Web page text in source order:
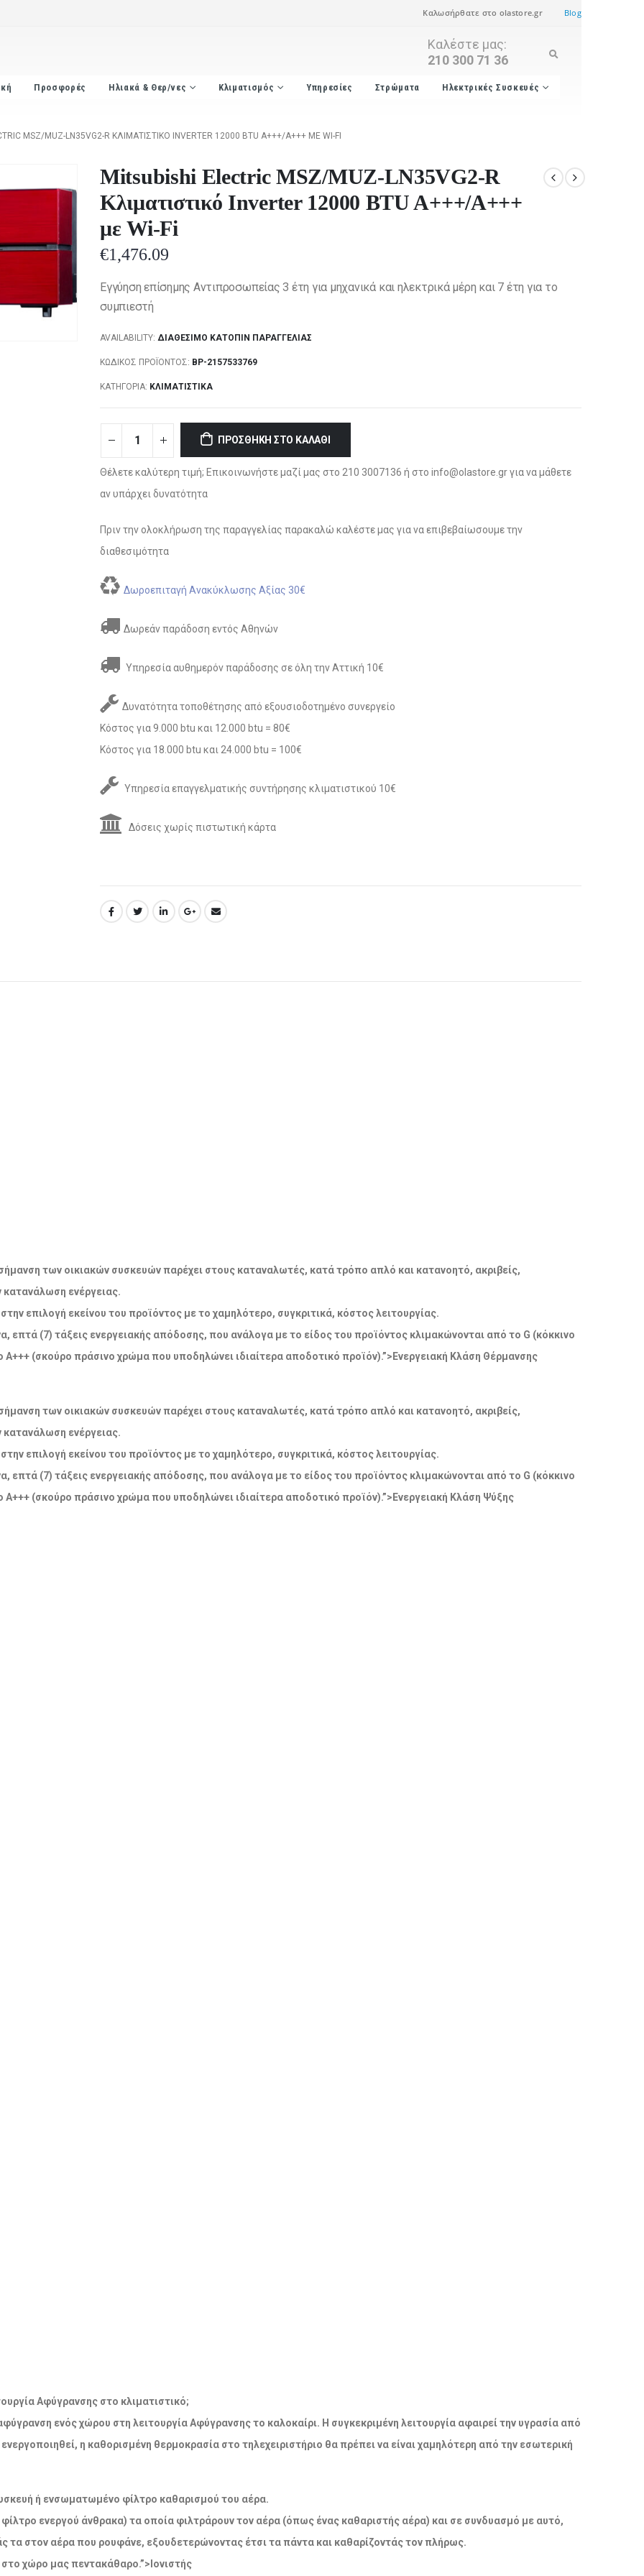
Καλωσήρθατε στο olastore.gr Blog
Καλέστε μας:
210 300 71 36
Προσφορές Ηλιακά & Θερ/νες Κλιματισμός Υπηρεσίες Στρώματα Ηλεκτρικές Συσκευές
MSZ/MUZ-LN35VG2-R ΚΛΙΜΑΤΙΣΤΙΚΌ INVERTER 12000 BTU A+++/A+++ ΜΕ WI-FI
Mitsubishi Electric MSZ/MUZ-LN35VG2-R
Κλιματιστικό Inverter 12000 BTU A+++/A+++
με Wi-Fi
€1,476.09
Eγγύηση επίσημης Αντιπροσωπείας 3 έτη για μηχανικά και ηλεκτρικά μέρη και 7 έτη για το
συμπιεστή
AVAILABILITY: ΔΙΑΘΈΣΙΜΟ ΚΑΤΌΠΙΝ ΠΑΡΑΓΓΕΛΊΑΣ
ΚΩΔΙΚΌΣ ΠΡΟΪΌΝΤΟΣ: BP-2157533769
ΚΑΤΗΓΟΡΊΑ: ΚΛΙΜΑΤΙΣΤΙΚΆ
ΠΡΟΣΘΉΚΗ ΣΤΟ ΚΑΛΆΘΙ
Θέλετε καλύτερη τιμή; Επικοινωνήστε μαζί μας στο 210 3007136 ή στο info@olastore.gr για να μάθετε
αν υπάρχει δυνατότητα
Πριν την ολοκλήρωση της παραγγελίας παρακαλώ καλέστε μας για να επιβεβαίωσουμε την
διαθεσιμότητα
Δωροεπιταγή Ανακύκλωσης Αξίας 30€
Δωρεάν παράδοση εντός Αθηνών
Υπηρεσία αυθημερόν παράδοσης σε όλη την Αττική 10€
Δυνατότητα τοποθέτησης από εξουσιοδοτημένο συνεργείο
Κόστος για 9.000 btu και 12.000 btu = 80€
Κόστος για 18.000 btu και 24.000 btu = 100€
Υπηρεσία επαγγελματικής συντήρησης κλιματιστικού 10€
Δόσεις χωρίς πιστωτική κάρτα
των οικιακών συσκευών παρέχει στους καταναλωτές, κατά τρόπο απλό και κατανοητό, ακριβείς,
κατανάλωση ενέργειας.
επιλογή εκείνου του προϊόντος με το χαμηλότερο, συγκριτικά, κόστος λειτουργίας.
επτά (7) τάξεις ενεργειακής απόδοσης, που ανάλογα με το είδος του προϊόντος κλιμακώνονται από το G (κόκκινο
(σκούρο πράσινο χρώμα που υποδηλώνει ιδιαίτερα αποδοτικό προϊόν).”>Ενεργειακή Κλάση Θέρμανσης
των οικιακών συσκευών παρέχει στους καταναλωτές, κατά τρόπο απλό και κατανοητό, ακριβείς,
κατανάλωση ενέργειας.
επιλογή εκείνου του προϊόντος με το χαμηλότερο, συγκριτικά, κόστος λειτουργίας.
επτά (7) τάξεις ενεργειακής απόδοσης, που ανάλογα με το είδος του προϊόντος κλιμακώνονται από το G (κόκκινο
(σκούρο πράσινο χρώμα που υποδηλώνει ιδιαίτερα αποδοτικό προϊόν).”>Ενεργειακή Κλάση Ψύξης
Αφύγρανσης στο κλιματιστικό;
ενός χώρου στη λειτουργία Αφύγρανσης το καλοκαίρι. Η συγκεκριμένη λειτουργία αφαιρεί την υγρασία από
η καθορισμένη θερμοκρασία στο τηλεχειριστήριο θα πρέπει να είναι χαμηλότερη από την εσωτερική
ή ενσωματωμένο φίλτρο καθαρισμού του αέρα.
ενεργού άνθρακα) τα οποία φιλτράρουν τον αέρα (όπως ένας καθαριστής αέρα) και σε συνδυασμό με αυτό,
τα στον αέρα που ρουφάνε, εξουδετερώνοντας έτσι τα πάντα και καθαρίζοντάς τον πλήρως.
χώρο μας πεντακάθαρο.”>Ιονιστής